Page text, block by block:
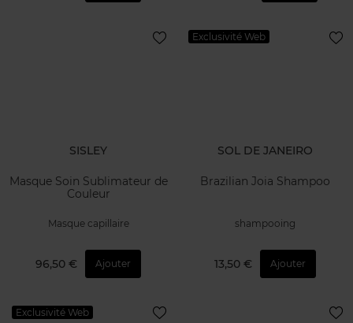
SISLEY
Masque Soin Sublimateur de
Couleur
Masque capillaire
96,50 € Ajouter
Exclusivité Web
SOL DE JANEIRO
Brazilian Joia Shampoo
shampooing
13,50 € Ajouter
Exclusivité Web